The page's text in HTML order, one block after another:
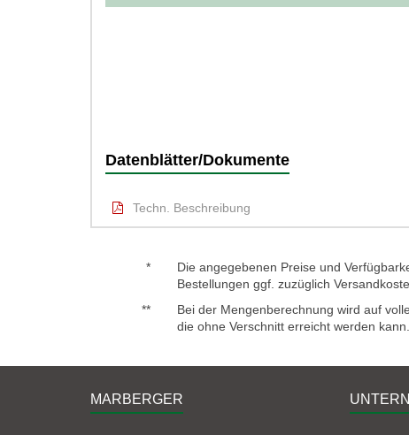
Datenblätter/Dokumente
Techn. Beschreibung
*
Die angegebenen Preise und
Bestellungen ggf. zuzüglich
**
Bei der Mengenberechnung wird auf
die ohne Verschnitt erreicht werden kann.
MARBERGER